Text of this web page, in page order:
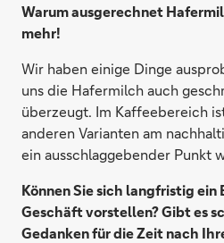
Warum ausgerechnet
mehr!
Wir haben einige Dinge
uns die Hafermilch auch
überzeugt. Im Kaffeebereich
anderen Varianten am
ein ausschlaggebender Punkt
Können Sie sich langfristig ein
Geschäft vorstellen? Gibt es
Gedanken für die Zeit nach